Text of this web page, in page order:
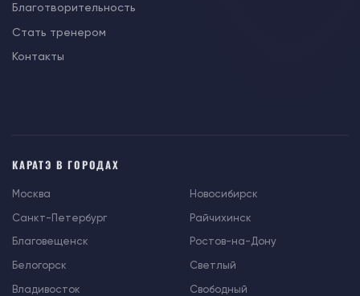
Благотворительность
Стать тренером
Контакты
КАРАТЭ В ГОРОДАХ
Москва
Санкт-Петербург
Благовещенск
Белогорск
Владивосток
Новосибирск
Райчихинск
Ростов-на-Дону
Светлый
Свободный